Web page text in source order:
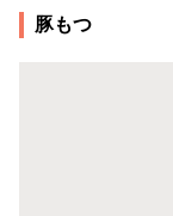
豚もつ